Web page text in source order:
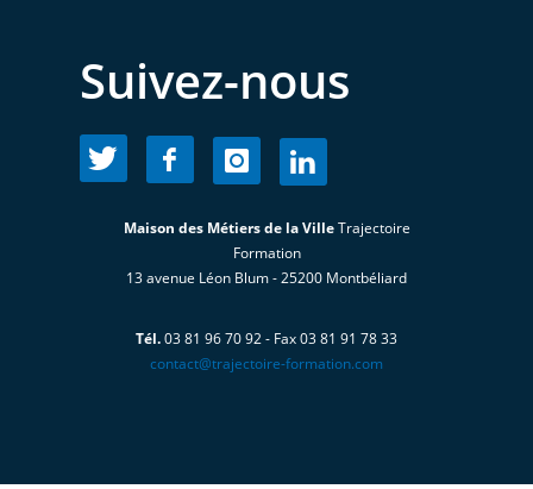
Suivez-nous
Maison des Métiers de la VilleTrajectoire
Formation
13 avenue Léon Blum - 25200 Montbéliard
Tél.03 81 96 70 92 - Fax 03 81 91 78 33
contact@trajectoire-formation.com